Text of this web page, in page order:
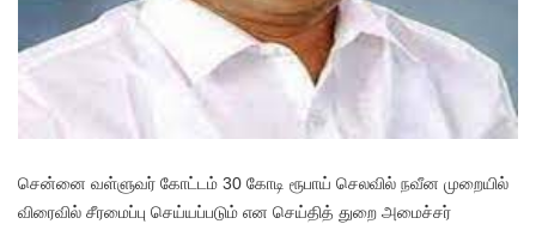
சென்னை வள்ளுவர் கோட்டம் 30 கோடி ரூபாய் செலவில் நவீன முறையில்
விரைவில் சீரமைப்பு செய்யப்படும் என செய்தித் துறை அமைச்சர்